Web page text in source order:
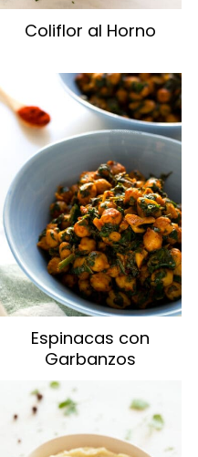
Coliflor al Horno
Espinacas con
Garbanzos